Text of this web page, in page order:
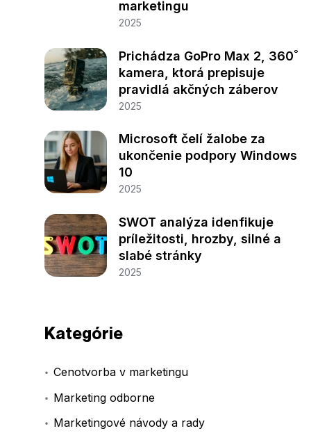
marketingu
2025
Prichádza GoPro Max 2, 360˚
kamera, ktorá prepisuje
pravidlá akčných záberov
2025
Microsoft čelí žalobe za
ukončenie podpory Windows
10
2025
SWOT analýza idenfikuje
príležitosti, hrozby, silné a
slabé stránky
2025
Kategórie
Cenotvorba v marketingu
Marketing odborne
Marketingové návody a rady